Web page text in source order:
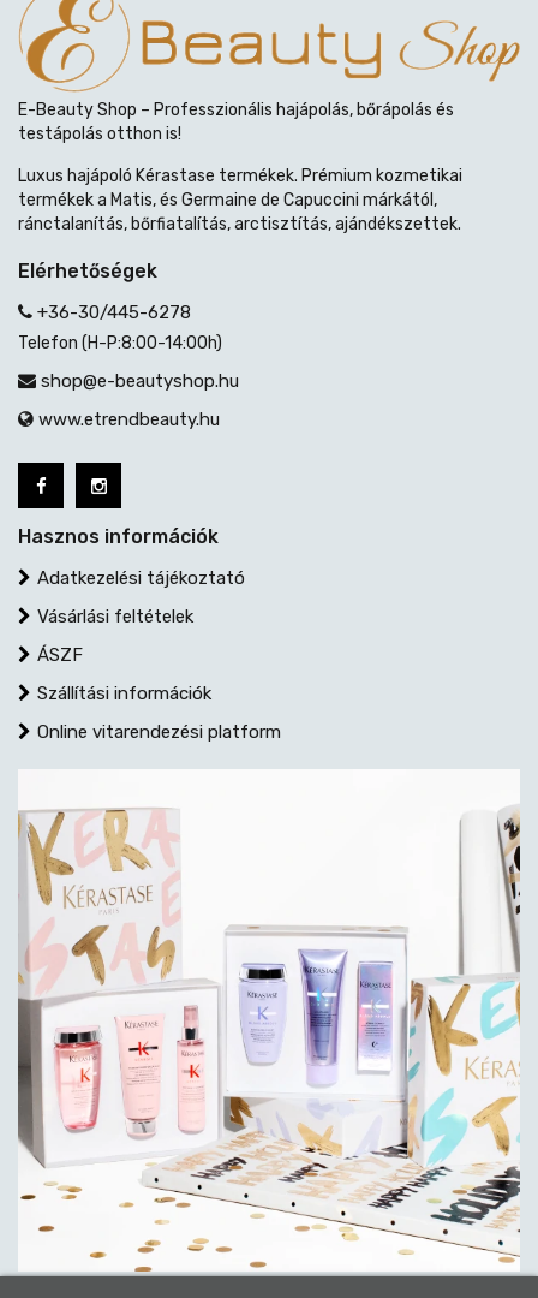
E-Beauty Shop – Professzionális hajápolás, bőrápolás és
testápolás otthon is!
Luxus hajápoló Kérastase termékek. Prémium kozmetikai
termékek a Matis, és Germaine de Capuccini márkától,
ránctalanítás, bőrfiatalítás, arctisztítás, ajándékszettek.
Elérhetőségek
+36-30/445-6278
Telefon (H-P:8:00-14:00h)
shop@e-beautyshop.hu
www.etrendbeauty.hu
Hasznos információk
Adatkezelési tájékoztató
Vásárlási feltételek
ÁSZF
Szállítási információk
Online vitarendezési platform